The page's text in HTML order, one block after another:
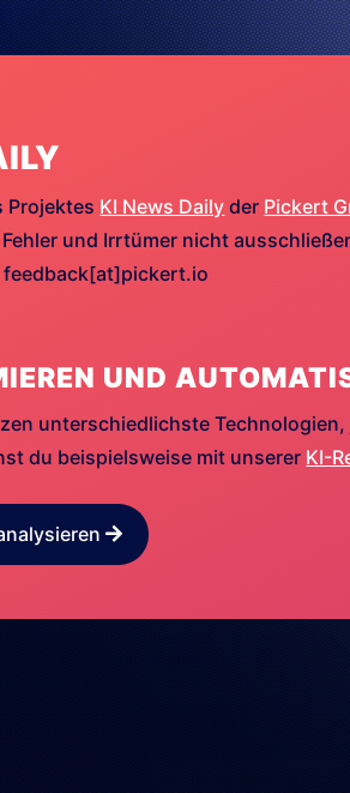
Projektes KI News Daily der Pickert
und Irrtümer nicht
feedback[at]pickert.io
UND
unterschiedlichste
du beispielsweise mit unserer KI-